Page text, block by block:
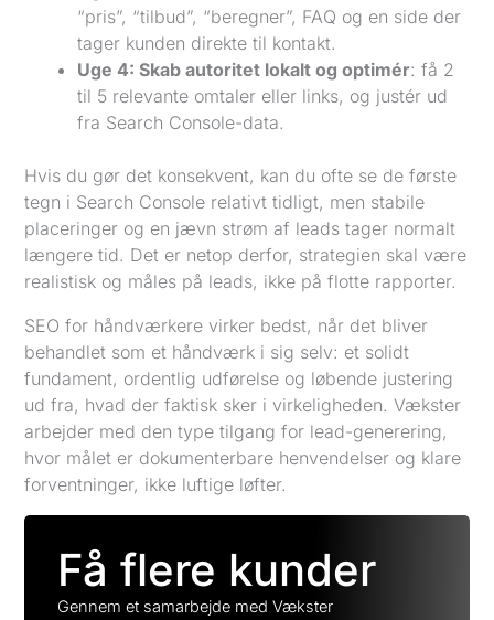
“pris”, “tilbud”, “beregner”, FAQ og en side der
tager kunden direkte til kontakt.
Uge 4: Skab autoritet lokalt og optimér: få 2
til 5 relevante omtaler eller links, og justér ud
fra Search Console-data.
Hvis du gør det konsekvent, kan du ofte se de første
tegn i Search Console relativt tidligt, men stabile
placeringer og en jævn strøm af leads tager normalt
længere tid. Det er netop derfor, strategien skal være
realistisk og måles på leads, ikke på flotte rapporter.
SEO for håndværkere virker bedst, når det bliver
behandlet som et håndværk i sig selv: et solidt
fundament, ordentlig udførelse og løbende justering
ud fra, hvad der faktisk sker i virkeligheden. Vækster
arbejder med den type tilgang for lead-generering,
hvor målet er dokumenterbare henvendelser og klare
forventninger, ikke luftige løfter.
Få flere kunder
Gennem et samarbejde med Vækster